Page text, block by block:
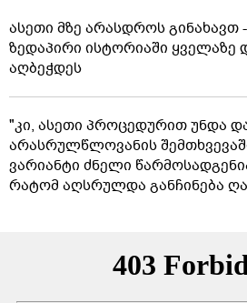
ასეთი მზე არასდროს გინახავთ
ზედაპირი ისტორიაში
აღბეჭდეს
"კი, ასეთი პროცედურით უნდა
არასრულწლოვანის
ვარიანტი ძნელი
რატომ აღსრულდა განჩინება